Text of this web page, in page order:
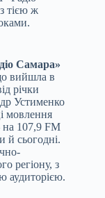
тією ж
Самара»
вийшла в
річки
Устименко
мовлення
107,9 FM
й сьогодні.
регіону, з
аудиторією.